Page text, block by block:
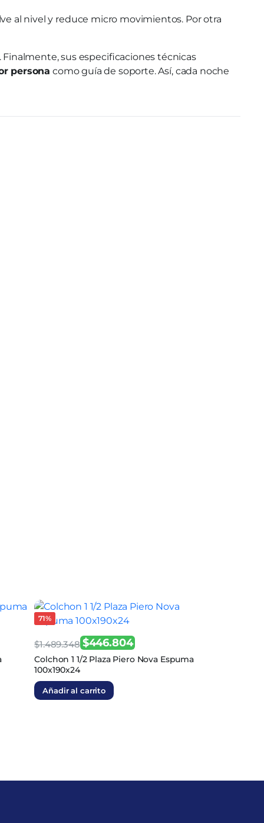
al nivel y reduce micro movimientos. Por otra
sus especificaciones técnicas
persona como guía de soporte. Así, cada noche
71%
$1.489.348
El
precio
original
$446.804
El
precio
actual
Colchon 1 1/2 Plaza Piero Nova Espuma
100x190x24
Añadir al carrito